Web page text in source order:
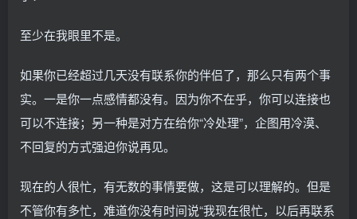
至少在我眼里不是。
如果你已经超过几天没有联系你的伴侣了，那么只有两个事
实。一是你一点感情都没有。因为你不在乎，你可以连接也
可以不连接；另一种是对方在给你“冷处理”，企图用冷漠、
不回复的方式强迫你说再见。
现在的人很忙，有无数的事情要做，这是可以理解的。但是
不管你有多忙，难道你没有时间说“我现在很忙，以后再联系